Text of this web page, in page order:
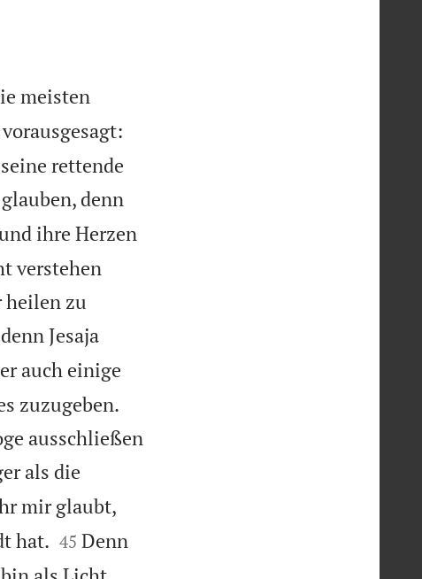
meisten
rettende
denn
ihre Herzen
verstehen
heilen zu
Jesaja
auch einige
zuzugeben.
ausschließen
als die
mir glaubt,
hat.
45 Denn